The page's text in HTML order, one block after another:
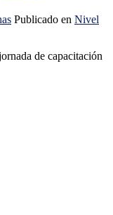
Publicado en Nivel
de capacitación